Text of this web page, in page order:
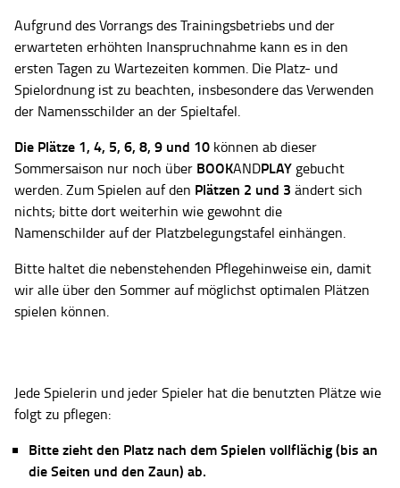
Aufgrund des Vorrangs des Trainingsbetriebs und der
erwarteten erhöhten Inanspruchnahme kann es in den
ersten Tagen zu Wartezeiten kommen. Die Platz- und
Spielordnung ist zu beachten, insbesondere das Verwenden
der Namensschilder an der Spieltafel.
Die Plätze 1, 4, 5, 6, 8, 9 und 10 können ab dieser
Sommersaison nur noch über BOOKANDPLAY gebucht
werden. Zum Spielen auf den Plätzen 2 und 3 ändert sich
nichts; bitte dort weiterhin wie gewohnt die
Namenschilder auf der Platzbelegungstafel einhängen.
Bitte haltet die nebenstehenden Pflegehinweise ein, damit
wir alle über den Sommer auf möglichst optimalen Plätzen
spielen können.
Jede Spielerin und jeder Spieler hat die benutzten Plätze wie
folgt zu pflegen:
Bitte zieht den Platz nach dem Spielen vollflächig (bis an
die Seiten und den Zaun) ab.